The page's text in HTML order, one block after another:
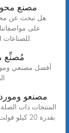
مصنع
للصناعات التكنولوجية المحدودة، وهي شركة رائدة في الصين.
مُصنِّع
مصنعو